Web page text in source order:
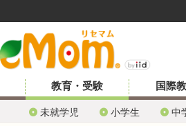
教育・受験
未就学児 小学生 中
国際